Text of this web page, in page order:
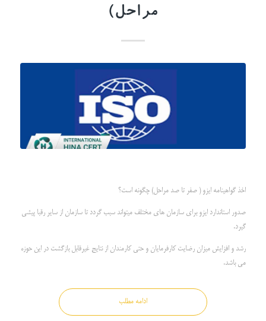
مراحل)
اخذ گواهینامه ایزو ( صفر تا صد مراحل) چگونه است؟
صدور استاندارد ایزو برای سازمان های مختلف میتواند سبب گردد تا سازمان از سایر رقبا پیشی
گیرد.
رشد و افزایش میزان رضایت کارفرمایان و حتی کارمندان از نتایج غیرقابل بازگشت در این حوزه
می باشد.
ادامه مطلب